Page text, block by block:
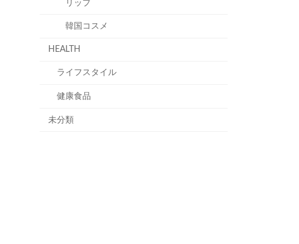
リップ
韓国コスメ
HEALTH
ライフスタイル
健康食品
未分類